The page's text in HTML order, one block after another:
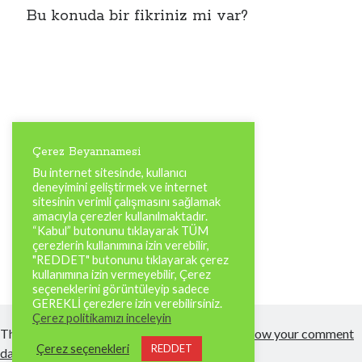
Bu konuda bir fikriniz mi var?
This site uses Akismet to reduce spam.
Learn how your comment
data is processed.
Çerez Beyannamesi
Bu internet sitesinde, kullanıcı
deneyimini geliştirmek ve internet
sitesinin verimli çalışmasını sağlamak
amacıyla çerezler kullanılmaktadır.
“Kabul” butonunu tıklayarak TÜM
çerezlerin kullanımına izin verebilir,
"REDDET" butonunu tıklayarak çerez
kullanımına izin vermeyebilir, Çerez
seçeneklerini görüntüleyip sadece
GEREKLİ çerezlere izin verebilirsiniz.
Çerez politikamızı inceleyin
Çerez seçenekleri REDDET